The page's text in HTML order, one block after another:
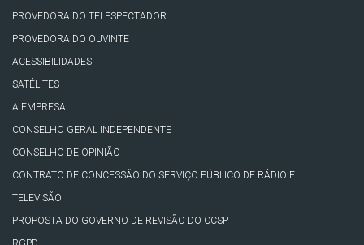
PROVEDORA DO TELESPECTADOR
PROVEDORA DO OUVINTE
ACESSIBILIDADES
SATÉLITES
A EMPRESA
CONSELHO GERAL INDEPENDENTE
CONSELHO DE OPINIÃO
CONTRATO DE CONCESSÃO DO SERVIÇO PÚBLICO DE RÁDIO E
TELEVISÃO
PROPOSTA DO GOVERNO DE REVISÃO DO CCSP